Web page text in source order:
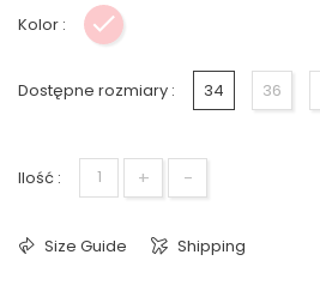
Kolor : Różowy
Dostępne rozmiary : 34 36
Ilość : + -
Size Guide Shipping